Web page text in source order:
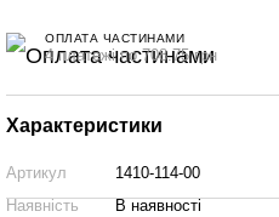
ОПЛАТА ЧАСТИНАМИ
4 платежі по 708.75 грн
Характеристики
Артикул
1410-114-00
Наявність
В наявності